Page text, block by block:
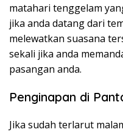
matahari tenggelam
jika anda datang dari
melewatkan suasana
sekali jika anda
pasangan anda.
Penginapan di
Jika sudah terlarut